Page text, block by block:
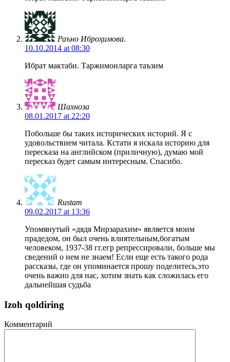
Раъно Иброҳимова.
10.10.2014 at 08:30
Ибрат мактаби. Таржимонларга таъзим
Шахноза
08.01.2017 at 22:20
Побольше бы таких исторических историй. Я с
удовольствием читала. Кстати я искала историю для
пересказа на английском (приличную), думаю мой
пересказ будет самым интересным. Спасибо.
Rustam
09.02.2017 at 13:36
Упомянутый «дядя Мирзарахим» является моим
прадедом, он был очень влиятельным,богатым
человеком, 1937-38 гг.егр репрессировали, больше мы
сведений о нем не знаем! Если еще есть такого рода
рассказы, где он упоминается прошу поделитесь,это
очень важно для нас, хотим знать как сложилась его
дальнейшая судьба
Izoh qoldiring
Комментарий